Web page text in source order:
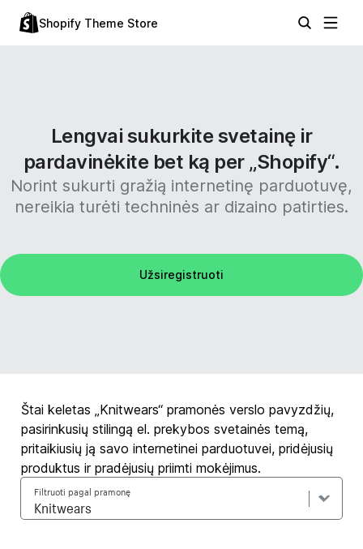
Shopify Theme Store
Lengvai sukurkite svetainę ir
pardavinėkite bet ką per „Shopify“.
Norint sukurti gražią internetinę parduotuvę,
nereikia turėti techninės ar dizaino patirties.
Užsiregistruoti
Štai keletas „Knitwears“ pramonės verslo pavyzdžių,
pasirinkusių stilingą el. prekybos svetainės temą,
pritaikiusių ją savo internetinei parduotuvei, pridėjusių
produktus ir pradėjusių priimti mokėjimus.
Filtruoti pagal pramonę